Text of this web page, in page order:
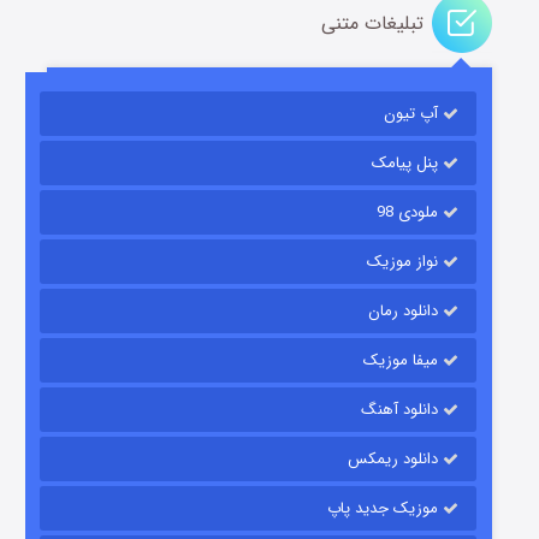
رویایی برای تو
قسمت۱۵ (دوبله) منتشر شد
قسمت۲ (دوبله) منتشر شد
تبلیغات متنی
آپ تیون
پنل پیامک
ملودی 98
نواز موزیک
دانلود رمان
میفا موزیک
دانلود آهنگ
دانلود ریمکس
موزیک جدید پاپ